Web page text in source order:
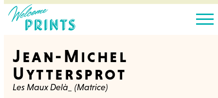
Jean-Michel
Uyttersprot
Les Maux Delà_ (Matrice)